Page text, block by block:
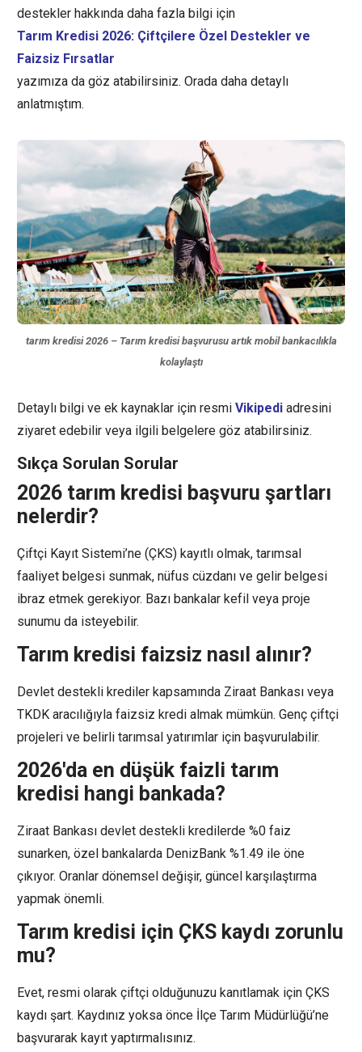
destekler hakkında daha fazla bilgi için
Tarım Kredisi 2026: Çiftçilere Özel Destekler ve
Faizsiz Fırsatlar
yazımıza da göz atabilirsiniz. Orada daha detaylı
anlatmıştım.
tarım kredisi 2026 – Tarım kredisi başvurusu artık mobil bankacılıkla
kolaylaştı
Detaylı bilgi ve ek kaynaklar için resmi Vikipedi adresini
ziyaret edebilir veya ilgili belgelere göz atabilirsiniz.
Sıkça Sorulan Sorular
2026 tarım kredisi başvuru şartları
nelerdir?
Çiftçi Kayıt Sistemi’ne (ÇKS) kayıtlı olmak, tarımsal
faaliyet belgesi sunmak, nüfus cüzdanı ve gelir belgesi
ibraz etmek gerekiyor. Bazı bankalar kefil veya proje
sunumu da isteyebilir.
Tarım kredisi faizsiz nasıl alınır?
Devlet destekli krediler kapsamında Ziraat Bankası veya
TKDK aracılığıyla faizsiz kredi almak mümkün. Genç çiftçi
projeleri ve belirli tarımsal yatırımlar için başvurulabilir.
2026'da en düşük faizli tarım
kredisi hangi bankada?
Ziraat Bankası devlet destekli kredilerde %0 faiz
sunarken, özel bankalarda DenizBank %1.49 ile öne
çıkıyor. Oranlar dönemsel değişir, güncel karşılaştırma
yapmak önemli.
Tarım kredisi için ÇKS kaydı zorunlu
mu?
Evet, resmi olarak çiftçi olduğunuzu kanıtlamak için ÇKS
kaydı şart. Kaydınız yoksa önce İlçe Tarım Müdürlüğü’ne
başvurarak kayıt yaptırmalısınız.